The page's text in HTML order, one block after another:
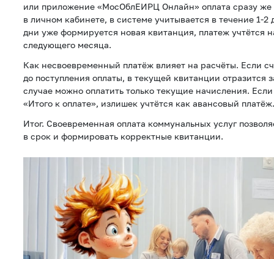
или приложение «МосОблЕИРЦ Онлайн» оплата сразу же
в личном кабинете, в системе учитывается в течение 1-2
дни уже формируется новая квитанция, платеж учтётся
следующего месяца.
Как несвоевременный платёж влияет на расчёты. Если
до поступления оплаты, в текущей квитанции отразится
случае можно оплатить только текущие начисления.
«Итого к оплате», излишек учтётся как авансовый платёж.
Итог. Своевременная оплата коммунальных услуг
в срок и формировать корректные квитанции.